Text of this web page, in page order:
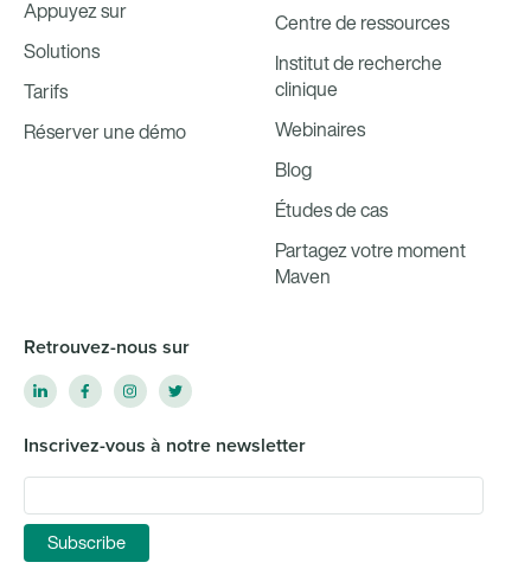
Appuyez sur
Solutions
Tarifs
Réserver une démo
Centre de ressources
Institut de recherche
clinique
Webinaires
Blog
Études de cas
Partagez votre moment
Maven
Retrouvez-nous sur
Inscrivez-vous à notre newsletter